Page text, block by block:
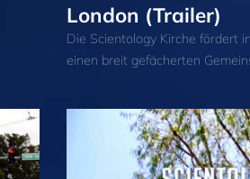
London (Trailer)
Die Scientology Kirche fördert
einen breit gefächerten